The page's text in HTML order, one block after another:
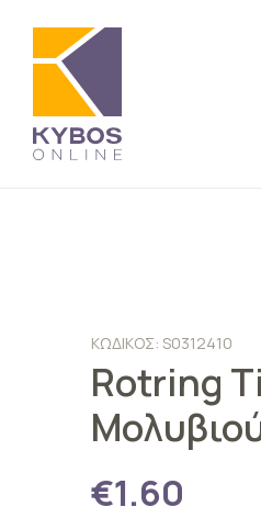
ΚΩΔΙΚΟΣ: S0312410
Rotring
€1.60